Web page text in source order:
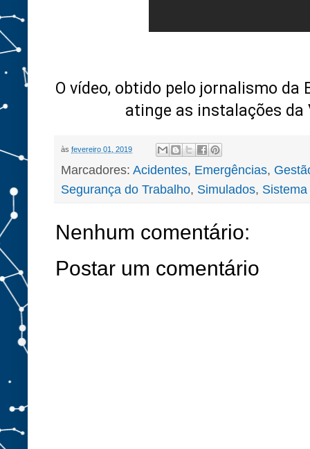
O vídeo, obtido pelo jornalismo
atinge as instalações
às fevereiro 01, 2019
Marcadores: Acidentes, Emergências,
Segurança do Trabalho, Simulados,
Nenhum comentário:
Postar um comentário